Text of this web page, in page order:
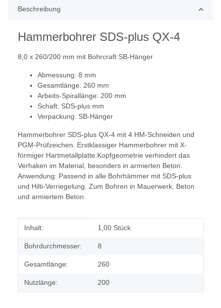
Beschreibung
Hammerbohrer SDS-plus QX-4
8,0 x 260/200 mm mit Bohrcraft SB-Hänger
Abmessung: 8 mm
Gesamtlänge: 260 mm
Arbeits-Spirallänge: 200 mm
Schaft: SDS-plus mm
Verpackung: SB-Hänger
Hammerbohrer SDS-plus QX-4 mit 4 HM-Schneiden und
PGM-Prüfzeichen. Erstklassiger Hammerbohrer mit X-
förmiger Hartmetallplatte.Kopfgeometrie verhindert das
Verhaken im Material, besonders in armierten Beton.
Anwendung: Passend in alle Bohrhämmer mit SDS-plus
und Hilti-Verriegelung. Zum Bohren in Mauerwerk, Beton
und armiertem Beton.
Produkteigenschaft
Wert
Inhalt: 1,00 Stück
Bohrdurchmesser: 8
Gesamtlänge: 260
Nutzlänge: 200